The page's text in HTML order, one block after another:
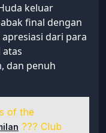
keluar
final dengan
dari para
dan penuh
of the
??? Club